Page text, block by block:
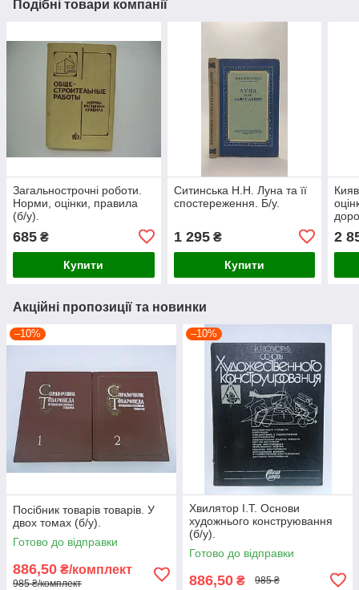
Подібні товари компанії
Загальнострочні роботи.
Норми, оцінки, правила
(б/у).
685 ₴
Купити
Ситинська Н.Н. Луна та її
спостереження. Б/у.
1 295₴
Купити
2
Акційні пропозиції та новинки
–10%
Посібник товарів товарів. У
двох томах (б/у).
Готово до відправки
886,50 ₴/комплект
985 ₴/комплект
–10%
Хвилятор І.Т. Основи
художнього конструювання
(б/у).
Готово до відправки
886,50 ₴ 985 ₴